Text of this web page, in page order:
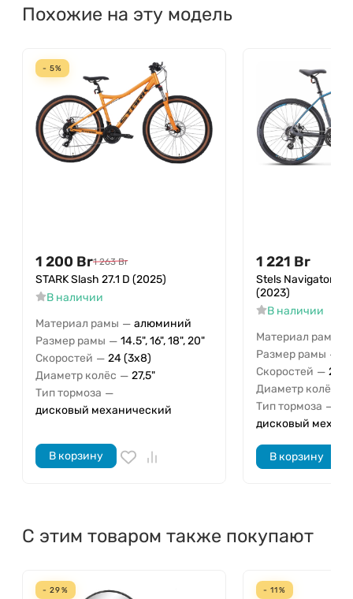
Похожие на эту модель
- 5%
1 200 Br1 263 Br
STARK Slash 27.1 D (2025)
В наличии
Материал рамы — алюминий
Размер рамы — 14.5", 16", 18", 20"
Скоростей — 24 (3x8)
Диаметр колёс — 27,5"
Тип тормоза —
дисковый механический
В корзину
1 221 Br
Stels Navigator
(2023)
В наличии
Материал рамы
Размер рамы —
Скоростей — 24
Диаметр колёс
Тип тормоза —
дисковый
В корзину
С этим товаром также покупают
- 29% - 11%